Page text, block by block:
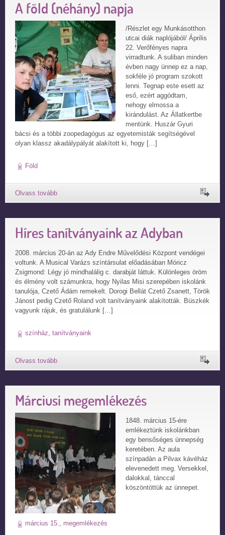
A föld (néhány) napja
/Részlet egy Munkásotthon
utcai diák naplójából/ Április
22. Verőfényes napra
virradtunk. A suliban minden
évben nagy ünnep ez a nap,
sokféle jó program szokott
lenni. Tegnap este esett az
eső, ezért aggódtam,
nehogy elmossa a
kirándulást. Az Állatkertbe
mentünk. Huszár Gyuri
bácsi és a többi zoopedagógus az egyetemisták segítségével
olyan klassz akadálypályát alakított ki, hogy […]
Föld
Híres tanítványaink az Adyban
2008. március 20-án az Ady Endre Művelődési Központ vendégei
voltunk. A Musical Varázs színtársulat előadásában Móricz
Zsigmond: Légy jó mindhalálig c. darabját láttuk. Különleges öröm
és élmény volt számunkra, hogy Nyilas Misi szerepében iskolánk
tanulója, Czető Ádám remekelt. Dorogi Bellát Czető Zsanett, Török
Jánost pedig Czető Roland volt tanítványaink alakították. Büszkék
vagyunk rájuk, és gratulálunk […]
színház, tanítványaink
Márciusi megemlékezés
1848. március 15-ére
emlékeztünk iskolánkban
egy bensőséges ünnepség
keretében. Az aula
színpadán a Pilvax kávéház
elevenedett meg. Versekkel,
dalokkal, tánccal
köszöntöttük az ünnepet.
március 15., megemlékezés